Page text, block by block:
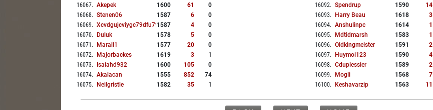
16067. Akepek 1600 61
0
16068. Stenen06 1587 6
0
16069. Xcvdgujcviygc79dfu791587 4
0
16070. Duluk 1578 5
0
16071 . Marall1 1577 20
0
16072. Majorbackes 1619 3
1
16073. Isaiahd932 1600 105
0
16074. Akalacan 1555 852
74
16075. Neilgristle 1582 35 1
16092. Spendrup 1590 14
16093. Harry Beau 1618 3
16094. Anshulinpc 1614 1
16095. Mdtidmarsh 1583 1
16096. Oldkingmeister 1591 2
16097. Huymoi123 1590 4
16098. Cduplessier 1589 2
16099. Mogli 1568 7
16100. Keshavarzip 1563 11